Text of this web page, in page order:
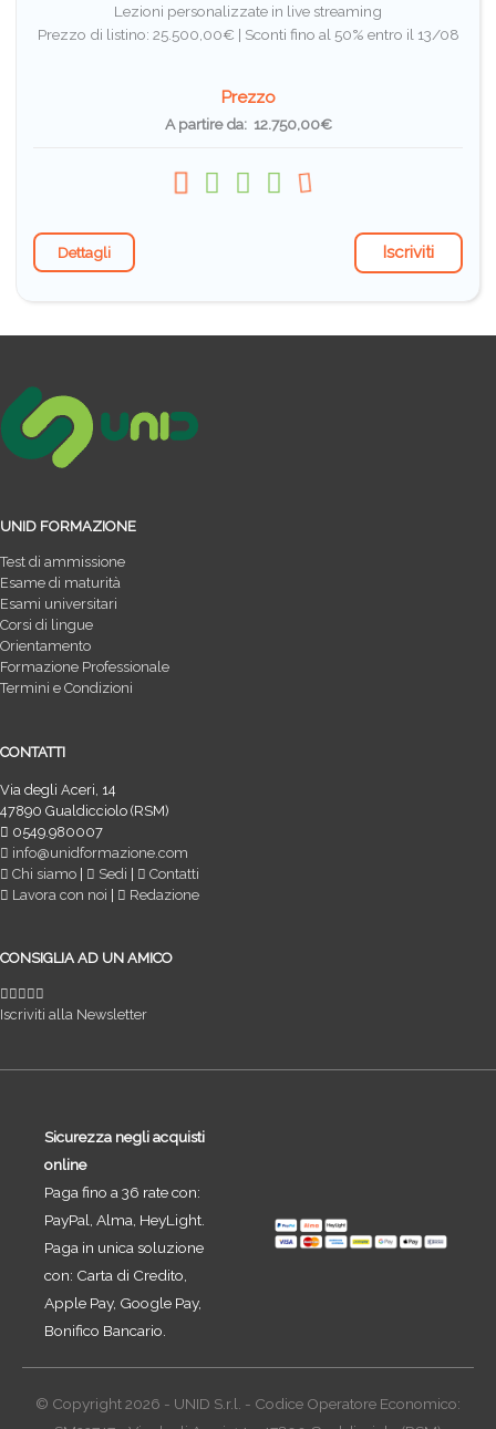
Lezioni personalizzate in live streaming
Prezzo di listino: 25.500,00€ | Sconti fino al 50% entro il 13/08
Prezzo
A partire da: 12.750,00€
Dettagli Iscriviti
UNID FORMAZIONE
Test di ammissione
Esame di maturità
Esami universitari
Corsi di lingue
Orientamento
Formazione Professionale
Termini e Condizioni
CONTATTI
Via degli Aceri, 14
47890 Gualdicciolo (RSM)
0549.980007
info@unidformazione.com
Chi siamo | Sedi |
Contatti
Lavora con noi | Redazione
CONSIGLIA AD UN AMICO
Iscriviti alla Newsletter
Sicurezza negli acquisti
online
Paga fino a 36 rate con:
PayPal, Alma, HeyLight.
Paga in unica soluzione
con: Carta di Credito,
Apple Pay, Google Pay,
Bonifico Bancario.
© Copyright 2026 - UNID S.r.l. - Codice Operatore Economico: